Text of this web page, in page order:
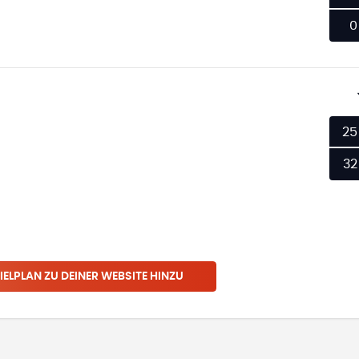
0
25
32
ZU DEINER WEBSITE HINZU